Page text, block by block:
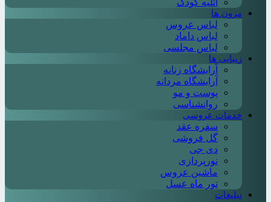
آتلیه کودک
مزون ها
لباس عروس
لباس داماد
لباس مجلسی
زیبایی ها
آرایشگاه زنانه
آرایشگاه مردانه
پوست و مو
روانشناسی
خدمات عروسی
سفره عقد
گل فروشی
دی جی
نورپردازی
ماشین عروس
تور ماه عسل
تبلیغات